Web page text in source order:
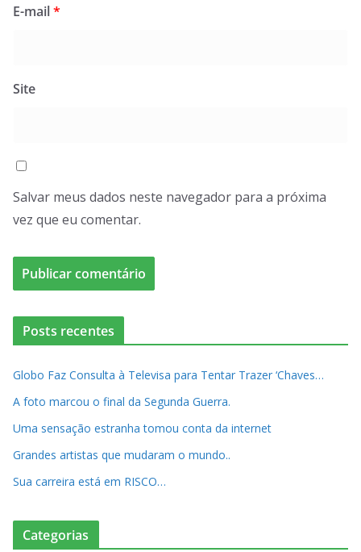
E-mail*
Site
Salvar meus dados neste navegador para a próxima
vez que eu comentar.
Posts recentes
Globo Faz Consulta à Televisa para Tentar Trazer ‘Chaves…
A foto marcou o final da Segunda Guerra.
Uma sensação estranha tomou conta da internet
Grandes artistas que mudaram o mundo..
Sua carreira está em RISCO…
Categorias